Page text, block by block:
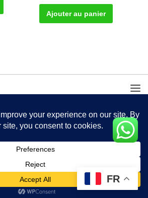
Ajouter au panier
FR